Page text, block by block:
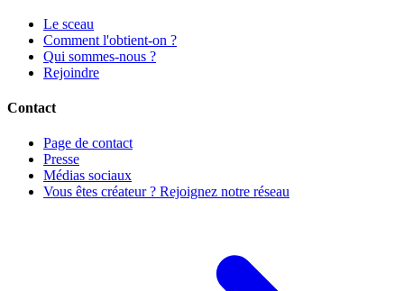
Le sceau
Comment l'obtient-on ?
Qui sommes-nous ?
Rejoindre
Contact
Page de contact
Presse
Médias sociaux
Vous êtes créateur ? Rejoignez notre réseau